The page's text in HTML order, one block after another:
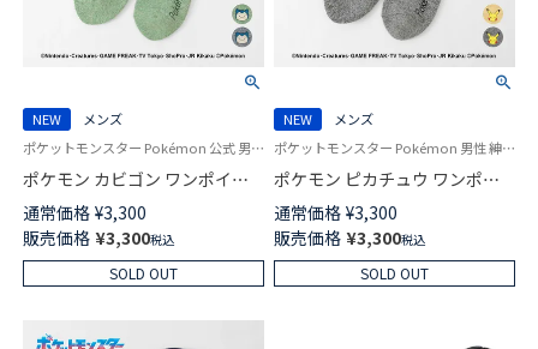
NEW
メンズ
ポケットモンスター Pokémon 公式 男性 紳士 靴下
ポケモン カビゴン ワンポイン
ト ルームソックス クルー丈 カ
ジュアル ソックス メンズ 日本
製 02431301
通常価格 ¥3,300
販売価格 ¥3,300税込
SOLD OUT
NEW
メンズ
ポケットモンスター Pokémon 男性 紳士 靴下
ポケモン ピカチュウ ワンポイ
ント ルームソックス クルー丈
カジュアル ソックス メンズ 日
本製 02431300
通常価格 ¥3,300
販売価格 ¥3,300税込
SOLD OUT